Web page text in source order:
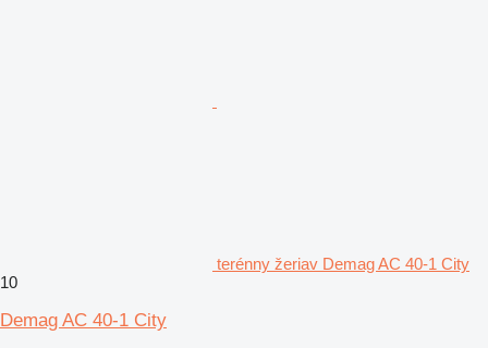
terénny žeriav Demag AC 40-1 City
10
Demag AC 40-1 City